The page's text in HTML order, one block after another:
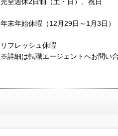
完全週休2日制（土・日）、祝日
年末年始休暇（12月29日～1月3日）
リフレッシュ休暇
※詳細は転職エージェントへお問い合